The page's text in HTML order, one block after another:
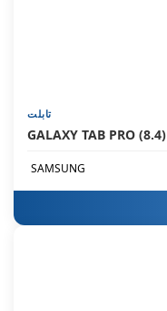
تابلت
GALAXY TAB PRO (8.4)
SAMSUNG